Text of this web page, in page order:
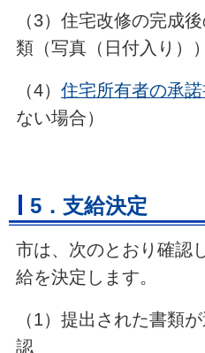
（3）住宅改修の完成
類（写真（日付入り））
（4） 住宅所有者の承
ない場合）
5．支給決定
市は、次のとおり確認
給を決定します。
（1）提出された書類
認